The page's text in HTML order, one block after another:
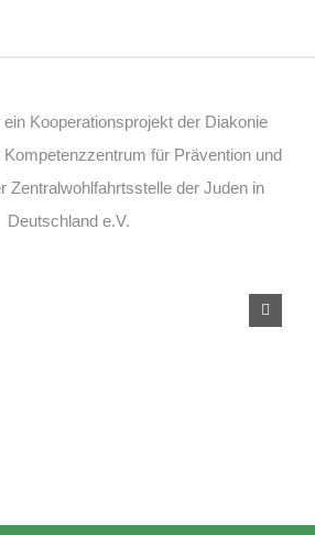
Kooperationsprojekt der Diakonie
für Prävention und
Zentralwohlfahrtsstelle der Juden in
Deutschland e.V.